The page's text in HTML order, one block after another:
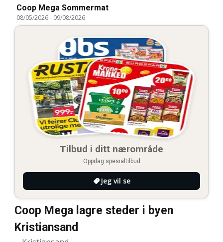
Coop Mega Sommermat
08/05/2026- 09/08/2026
Tilbud i ditt nærområde
Oppdag spesialtilbud
Jeg vil se
Coop Mega lagre steder i byen
Kristiansand